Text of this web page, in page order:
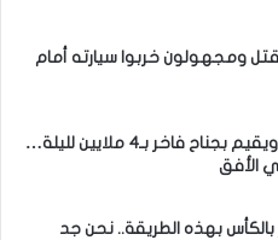
ومجهولون خربوا سيارته أمام
زياش يتقاضى 200 مليون شهريا ويقيم بجناح فاخر بـ4 ملايين لليلة…
الأفق
بهذه الطريقة.. نحن جد